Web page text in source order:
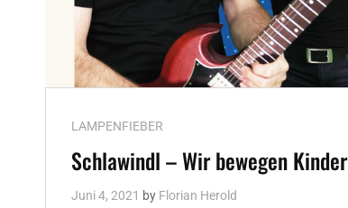
Cat
Links
LAMPENFIEBER
Schlawindl – Wir bewegen Kinder
Juni 4, 2021 by Florian Herold